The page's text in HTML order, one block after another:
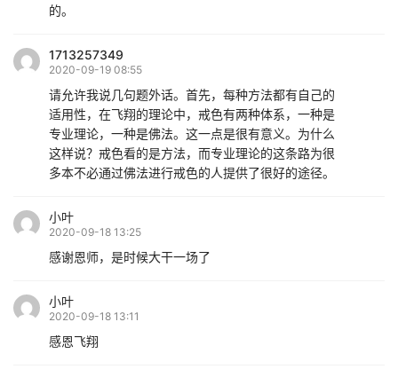
的。
1713257349
2020-09-19 08:55
请允许我说几句题外话。首先，每种方法都有自己的
适用性，在飞翔的理论中，戒色有两种体系，一种是
专业理论，一种是佛法。这一点是很有意义。为什么
这样说？戒色看的是方法，而专业理论的这条路为很
多本不必通过佛法进行戒色的人提供了很好的途径。
小叶
2020-09-18 13:25
感谢恩师，是时候大干一场了
小叶
2020-09-18 13:11
感恩飞翔